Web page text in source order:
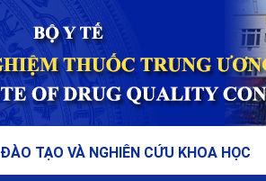
ĐÀO TẠO VÀ NGHIÊN CỨU KHOA HỌC